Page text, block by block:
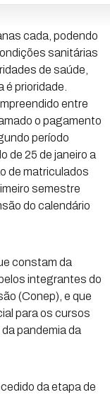
cada, podendo
sanitárias
de saúde,
prioridade.
entre
o pagamento
período
de 25 de janeiro a
de matriculados
semestre
do calendário
constam da
integrantes do
(Conep), e que
para os cursos
pandemia da
da etapa de